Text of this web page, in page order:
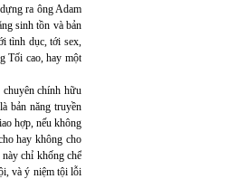
ra ông Adam
sinh tồn và bản
tình dục, tới sex,
Tối cao, hay một
chuyên chính hữu
bản năng truyền
hợp, nếu không
hay không cho
chỉ khống chế
và ý niệm tội lỗi